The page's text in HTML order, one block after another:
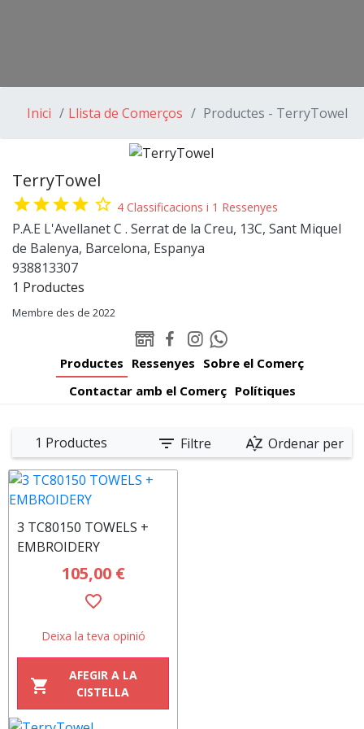
Inici Llista de Comerços Productes - TerryTowel
TerryTowel
starstarstarstar star_border 4 Classificacions i 1 Ressenyes
P.A.E L'Avellanet C . Serrat de la Creu, 13C, Sant Miquel
de Balenya, Barcelona, Espanya
938813307
1 Productes
Membre des de 2022
WEB
TerryTowel
Facebook
TerryTowel
Instagram
TerryTowel
Whatsapp
TerryTowel
Productes Ressenyes Sobre el Comerç
Contactar amb el Comerç Polítiques
1 Productes filter_list Filtre sort_by_alpha Ordenar per
3 TC80150 TOWELS +
EMBROIDERY
105,00 €
favorite_border
Deixa la teva opinió
shopping_cart
AFEGIR A LA
CISTELLA